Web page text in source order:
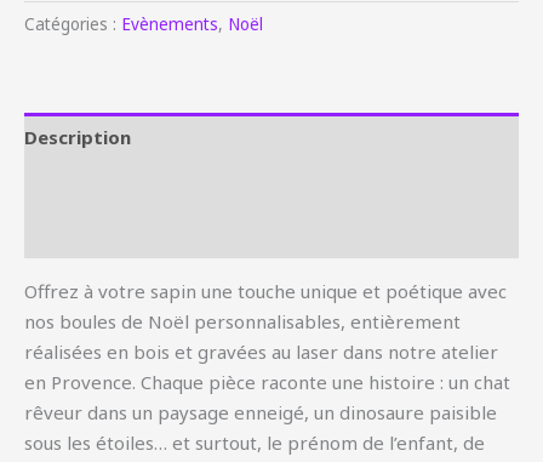
Catégories : Evènements, Noël
Description
Offrez à votre sapin une touche unique et poétique avec
nos boules de Noël personnalisables, entièrement
réalisées en bois et gravées au laser dans notre atelier
en Provence. Chaque pièce raconte une histoire : un chat
rêveur dans un paysage enneigé, un dinosaure paisible
sous les étoiles… et surtout, le prénom de l’enfant, de